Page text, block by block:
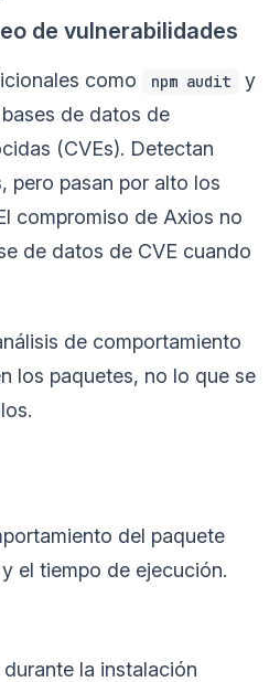
de vulnerabilidades
como npm audit
y
de datos de
(CVEs). Detectan
pero pasan por alto los
compromiso de Axios no
de datos de CVE cuando
de comportamiento
los paquetes, no lo que se
del paquete
el tiempo de ejecución.
la instalación